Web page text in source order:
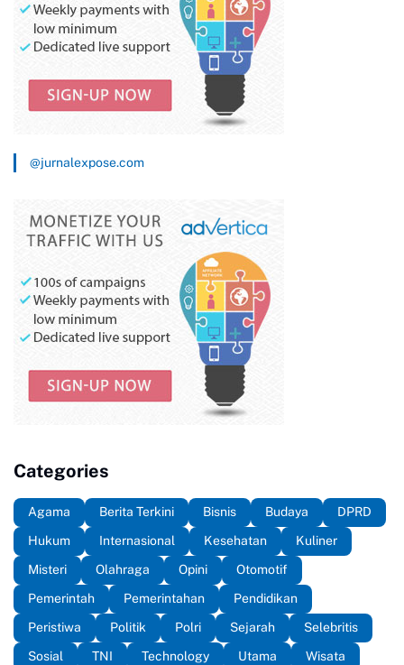
@jurnalexpose.com
Categories
Agama Berita Terkini Bisnis Budaya
DPRD
Hukum
Internasional Kesehatan
Kuliner
Misteri
Olahraga Opini
Otomotif
Pemerintah
Pemerintahan
Pendidikan
Peristiwa
Politik Polri Sejarah
Selebritis
Sosial
TNI Technology Utama Wisata